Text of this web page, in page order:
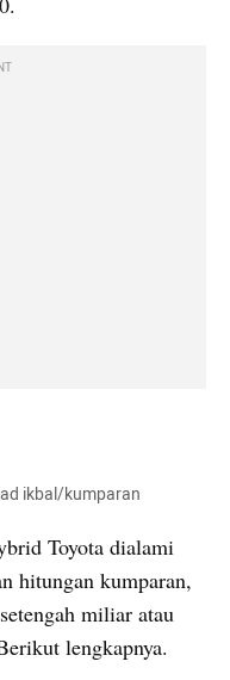
ikbal/kumparan
Toyota dialami
hitungan kumparan,
miliar atau
lengkapnya.